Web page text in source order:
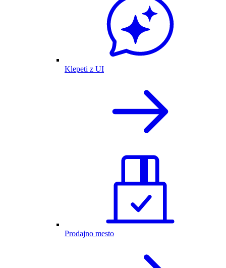
Klepeti z UI
Prodajno mesto